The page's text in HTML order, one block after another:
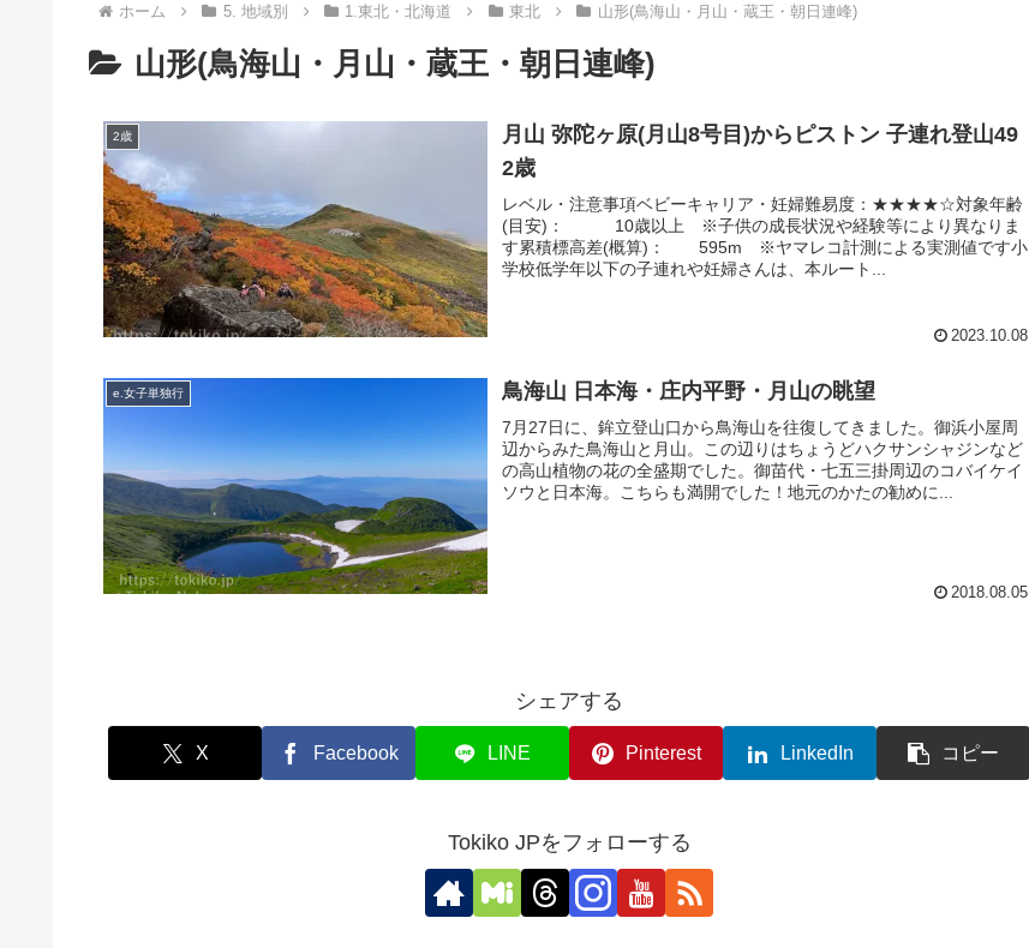
ホーム 5. 地域別 1.東北・北海道 東北 山形(鳥海山・月山・蔵王・朝日連峰)
山形(鳥海山・月山・蔵王・朝日連峰)
2歳
月山 弥陀ヶ原(月山8号目)からピストン 子連れ登山49
2歳
レベル・注意事項ベビーキャリア・妊婦難易度：★★★★☆対象年齢
(目安)： 10歳以上 ※子供の成長状況や経験等により異なりま
す累積標高差(概算)： 595m ※ヤマレコ計測による実測値です小
学校低学年以下の子連れや妊婦さんは、本ルート...
2023.10.08
e.女子単独行 鳥海山 日本海・庄内平野・月山の眺望
7月27日に、鉾立登山口から鳥海山を往復してきました。御浜小屋周
辺からみた鳥海山と月山。この辺りはちょうどハクサンシャジンなど
の高山植物の花の全盛期でした。御苗代・七五三掛周辺のコバイケイ
ソウと日本海。こちらも満開でした！地元のかたの勧めに...
2018.08.05
シェアする
X Facebook LINE Pinterest LinkedIn コピー
Tokiko JPをフォローする